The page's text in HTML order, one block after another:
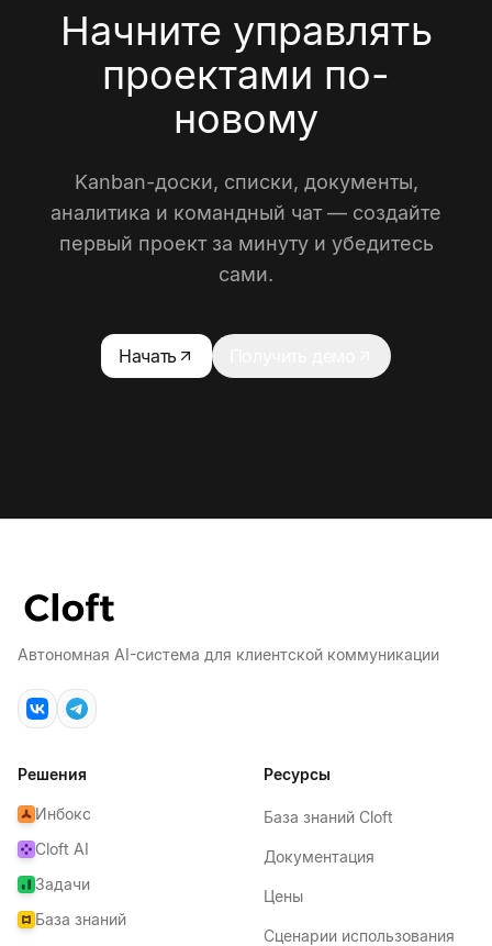
Начните управлять
проектами по-
новому
Kanban-доски, списки, документы,
аналитика и командный чат — создайте
первый проект за минуту и убедитесь
сами.
Начать
Автономная AI-система для клиентской коммуникации
Решения
Инбокс
Cloft AI
Задачи
База знаний
Ресурсы
База знаний Cloft
Документация
Цены
Сценарии использования